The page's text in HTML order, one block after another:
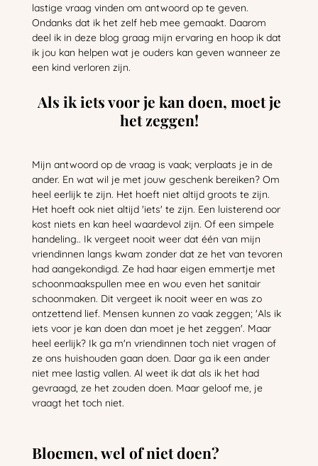
lastige vraag vinden om antwoord op te geven.
Ondanks dat ik het zelf heb mee gemaakt. Daarom
deel ik in deze blog graag mijn ervaring en hoop ik dat
ik jou kan helpen wat je ouders kan geven wanneer ze
een kind verloren zijn.
Als ik iets voor je kan doen, moet je
het zeggen!
Mijn antwoord op de vraag is vaak; verplaats je in de
ander. En wat wil je met jouw geschenk bereiken? Om
heel eerlijk te zijn. Het hoeft niet altijd groots te zijn.
Het hoeft ook niet altijd 'iets' te zijn. Een luisterend oor
kost niets en kan heel waardevol zijn. Of een simpele
handeling.. Ik vergeet nooit weer dat één van mijn
vriendinnen langs kwam zonder dat ze het van tevoren
had aangekondigd. Ze had haar eigen emmertje met
schoonmaakspullen mee en wou even het sanitair
schoonmaken. Dit vergeet ik nooit weer en was zo
ontzettend lief. Mensen kunnen zo vaak zeggen; 'Als ik
iets voor je kan doen dan moet je het zeggen'. Maar
heel eerlijk? Ik ga m'n vriendinnen toch niet vragen of
ze ons huishouden gaan doen. Daar ga ik een ander
niet mee lastig vallen. Al weet ik dat als ik het had
gevraagd, ze het zouden doen. Maar geloof me, je
vraagt het toch niet.
Bloemen, wel of niet doen?